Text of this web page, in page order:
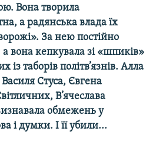
Вона творила
а радянська влада їх
За нею постійно
вона кепкувала зі «шпиків»
із таборів політв’язнів. Алла
Стуса, Євгена
В’ячеслава
обмежень у
і думки. І її убили...